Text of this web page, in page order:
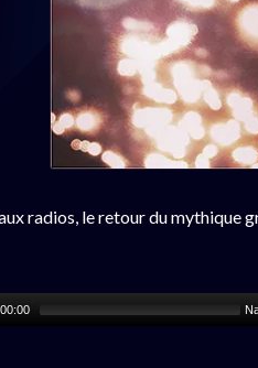
radios, le retour du mythique